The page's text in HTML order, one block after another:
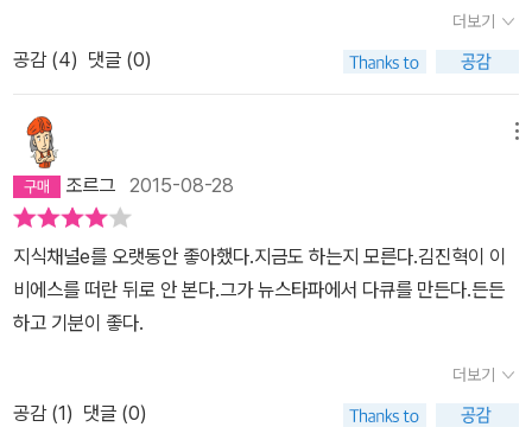
든 사회. 한숨, 아니 쉴 수가 없다. “교회가 사회 문제에 직면했을 때
취해야 할 태도는 무산자에게는 참을성을 설교하고 유산자에게는 너
그러움을 찬양하는 일이 아니며 문제를 얼버무리지 않고 그 원인을
똑바로 규명하여 해결점을 정확히 제시하는 데 있다.” -지학순 1921-
1993지학순 주교의 행적을 보면서 프란치스코 교황도 함께 떠올랐
다. 며칠 전 친구가 보내준 캡쳐본이다. 저 글은 작년 연말에 쓴 글인
가 보다. 그러니까 프란치스코 교황께서는 미국에서 동성 결혼 합헌
결정 이전에도 이미 저런 말씀을 하고 계셨던 거다. 엄지손가락 쭉 치
켜들어본다. 감탄만 하고 있을 수는 없는 노릇. 책의 메시지를 더 이
어보자. 문제는 정교분리의 목적을 ‘권력의 종교 간섭 금지’가 아니
라 ‘종교의 정치 참여 금지’로 오해할 때 생긴다. 2013년 1월 천주교
정의구현전국사제단이 ‘국가기관이 개입한 명백한 불법선겅 책임지
분의 중요함에 대한 그의 생각은 전혀 달라지지 않았다. 그의 그 치열
함이 이렇게 우리의 마음을 움직이는 프로그램을 만든 것이라 생각하
람들이 아닌 일부에게만 알려져 있다는 사실이 아쉬울 뿐이다. 우리
가 아침에 출근하면서 보내는 5분, 개찰구에 카드를 찍고 지하철을
타러 가는 시간보다 짧은 그 5분이 우리의 세상을 바꾸기에 충분하다
는 것을 인식하지 못하고 살아가는 사람들이 얼마나 많은가? 사회를
알기 위해서 고민하고 노력하기 보다는 그저 주어진 정보만을 진실이
라 생각하고, 앵무새처럼 되뇌이는 우리들에게 그는 심각한 도전을
던진다. 지금 당신이 헛되이 보내는 시간이, 상당히 짧다고 생각하는
식하고 살아가는가? 이 도전 앞에서 우리는 어떻게 반응할 것인가?
저자가 혼신의 힘을 다해서 만들어낸 5분이라는 결과물 앞에서 우리
다. 6월 중순 책이 도착했고 차분하게 살피기 시작했다. 뒷표지에
는 CD에 5분짜리 동영상(미니다큐) 18편이 담겨 스토리의 실제를
구체적으로 느낄 수 있도록 기획되었다. 시간 날 때 영상으로 시청하
는 재미도 쏠쏠하다 5분영상언어로 쓴 우리시대의 참여시다. 저자는
파편화된 삶을 살아서는 세상을 더 나은 방향으로 나아가게 만들기
어렵다고 일갈한다. 연결되어야 하고 연대의식을 가지고 세상을 마주
대해야 내가 원하는 방향으로 흘러 갈 것이라고 이야기한다. 그 일에
힘을 보태기 위해 독자들로 하여금 단 5분간이라도 새로운 색깔로 사
물을 들여다보고 헤아리도록 하고 싶다는 뜻을 이 책에서 분명히 하
고 있다. 내가 하고 싶은 이야기를 위해수없이 많은 자료를 찾아 고르
고, 이것과 저것이, 앞과 뒤가, 지난날과 지금이 어떻게 연결되고 이어
지는지 고민하는 저자의 흔적이 곳곳에 보인다. ‘전시작전통제권과
더보기
공감 (4) 댓글 (0)
조르그 2015-08-28
지식채널e를 오랫동안 좋아했다.지금도 하는지 모른다.김진혁이 이
비에스를 떠란 뒤로 안 본다.그가 뉴스타파에서 다큐를 만든다.든든
하고 기분이 좋다.
더보기
공감 (1) 댓글 (0)